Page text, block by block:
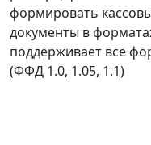
формировать
документы в
поддерживает все
(ФФД 1.0, 1.05, 1.1)